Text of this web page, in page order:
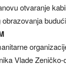
otvaranje
Vlade